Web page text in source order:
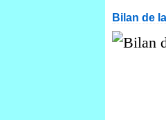
Bilan de